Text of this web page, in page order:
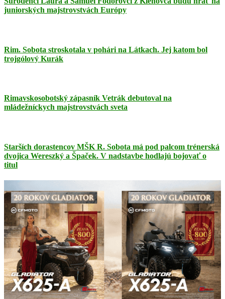
juniorských majstrovstvách Európy
Rim. Sobota stroskotala v pohári na Látkach. Jej katom bol
trojgólový Kurák
Rimavskosobotský zápasník Vetrák debutoval na
mládežníckych majstrovstvách sveta
Starších dorastencov MŠK R. Sobota má pod palcom trénerská
dvojica Wereszký a Špaček. V nadstavbe hodlajú bojovať o
titul